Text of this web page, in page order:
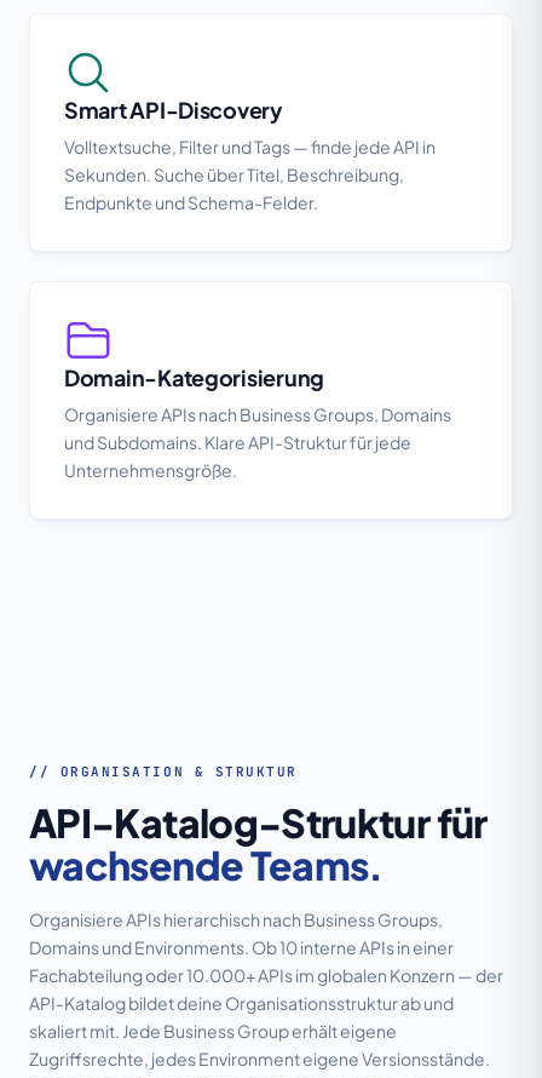
Smart API-Discovery
Volltextsuche, Filter und Tags — finde jede API in
Sekunden. Suche über Titel, Beschreibung,
Endpunkte und Schema-Felder.
Domain-Kategorisierung
Organisiere APIs nach Business Groups, Domains
und Subdomains. Klare API-Struktur für jede
Unternehmensgröße.
// ORGANISATION & STRUKTUR
API-Katalog-Struktur für
wachsende Teams.
Organisiere APIs hierarchisch nach Business Groups,
Domains und Environments. Ob 10 interne APIs in einer
Fachabteilung oder 10.000+ APIs im globalen Konzern — der
API-Katalog bildet deine Organisationsstruktur ab und
skaliert mit. Jede Business Group erhält eigene
Zugriffsrechte, jedes Environment eigene Versionsstände.